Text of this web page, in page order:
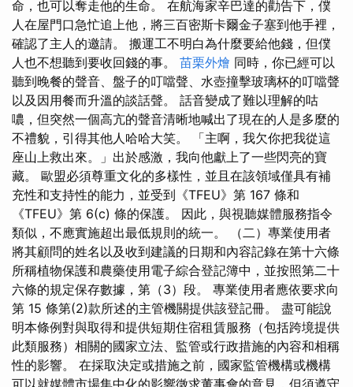
命，也可以奪走他的生命。 在航海家辛巴達的勸告下，僕
人在屋門口急忙追上他，將三百密斯卡爾金子塞到他手裡，
確認了主人的邀請。 搬運工不明白為什麼要給他錢，但僕
人也不想聽到要收回錢的事。 苗栗外燴 同時，你已經可以
聽到晚餐的聲音、盤子的叮噹聲、水壺撞擊玻璃杯的叮噹聲
以及因用餐而升溫的談話聲。 話音變成了難以理解的咕
噥，但突然一個高亢的聲音清晰地喊出了現在的人是多麼的
不禮貌，引得其他人哈哈大笑。 「主啊，我欠你把我從這
座山上救出來。」出於感激，我向他獻上了一些閃亮的寶
藏。 歐盟必須尊重文化的多樣性，並且在該領域僅具有補
充性和支持性的能力，並受到《TFEU》第 167 條和
《TFEU》第 6(c) 條的保護。 因此，與視聽媒體服務指令
類似，不應實施超出最低規則的統一。 （二）專業使用者
將其顧問的姓名以及收到建議的日期和內容記錄在第十六條
所稱植物保護和農藥使用電子綜合登記簿中，並按照第二十
六條的規定保存數據，第（3）段。 專業使用者應依要求向
第 15 條第(2)款所述的主管機關提供該登記冊。 盡可能說
明本條例對與取得和提供短期住宿租賃服務（包括跨境提供
此類服務）相關的國家立法、監管或行政措施的內容和相稱
性的影響。 在採取決定或措施之前，國家監管機構或機構
可以就媒體市場集中化的影響徵求董事會的意見，但須遵守